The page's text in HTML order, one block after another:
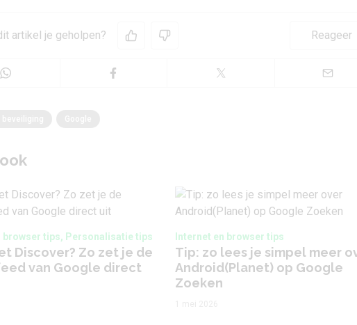
artikel je geholpen? Reageer
browser tips, Personalisatie tips
Discover? Zo zet je de
van Google direct
Internet en browser tips
Tip: zo lees je simpel meer
Android(Planet) op Google
Zoeken